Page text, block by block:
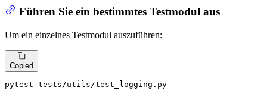
Führen Sie ein bestimmtes Testmodul aus
Um ein einzelnes Testmodul auszuführen:
Copied
pytest tests/utils/test_logging.py